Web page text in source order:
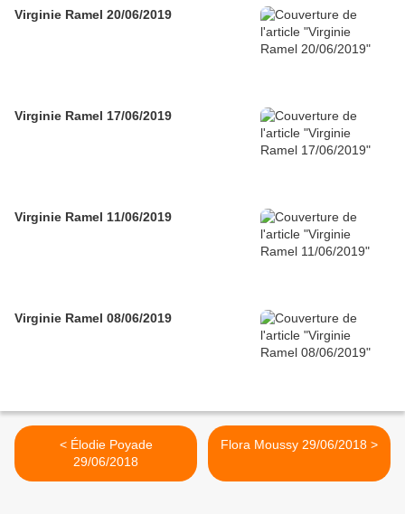
Virginie Ramel 20/06/2019
Virginie Ramel 17/06/2019
Virginie Ramel 11/06/2019
Virginie Ramel 08/06/2019
< Élodie Poyade
29/06/2018
Flora Moussy 29/06/2018 >